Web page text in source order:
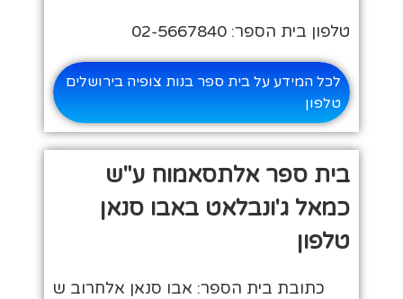
טלפון בית הספר: 02-5667840
לכל המידע על בית ספר בנות צופיה בירושלים
טלפון
בית ספר אלתסאמוח ע"ש
כמאל ג'ונבלאט באבו סנאן
טלפון
כתובת בית הספר: אבו סנאן אלחרוב ש